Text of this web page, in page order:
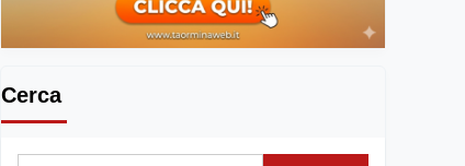
Cerca